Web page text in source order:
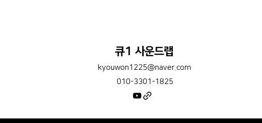
큐1 사운드랩
kyouwon1225@naver.com
010-3301-1825